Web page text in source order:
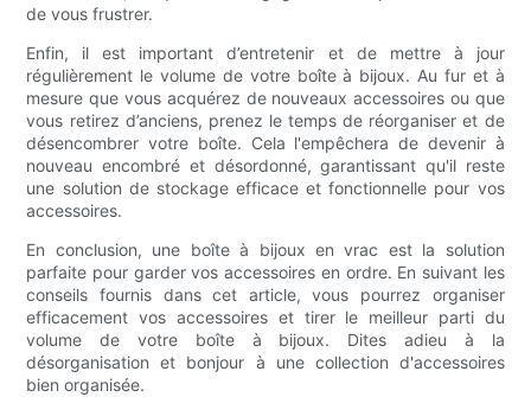
de vous frustrer.
Enfin, il est important d’entretenir et de mettre à jour
régulièrement le volume de votre boîte à bijoux. Au fur et à
mesure que vous acquérez de nouveaux accessoires ou que
vous retirez d’anciens, prenez le temps de réorganiser et de
désencombrer votre boîte. Cela l'empêchera de devenir à
nouveau encombré et désordonné, garantissant qu'il reste
une solution de stockage efficace et fonctionnelle pour vos
accessoires.
En conclusion, une boîte à bijoux en vrac est la solution
parfaite pour garder vos accessoires en ordre. En suivant les
conseils fournis dans cet article, vous pourrez organiser
efficacement vos accessoires et tirer le meilleur parti du
volume de votre boîte à bijoux. Dites adieu à la
désorganisation et bonjour à une collection d'accessoires
bien organisée.